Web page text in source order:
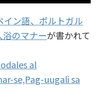
イン語、ポルトガル
のマナーが書かれて
al
se,Pag-uugali sa